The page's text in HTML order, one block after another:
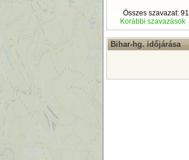
Összes szavazat: 91
Korábbi szavazások
Bihar-hg. időjárása